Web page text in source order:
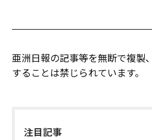
亜洲日報の記事等を無断で複製
することは禁じられています。
注目記事